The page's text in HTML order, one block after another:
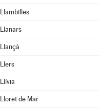
Llambilles
Llanars
Llançà
Llers
Llívia
Lloret de Mar